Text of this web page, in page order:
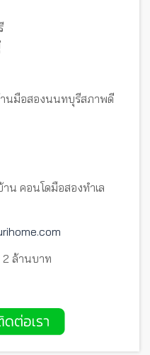
นมือสองนนทบุรีสภาพดี
น คอนโดมือสองทำเล
2 ล้านบาท